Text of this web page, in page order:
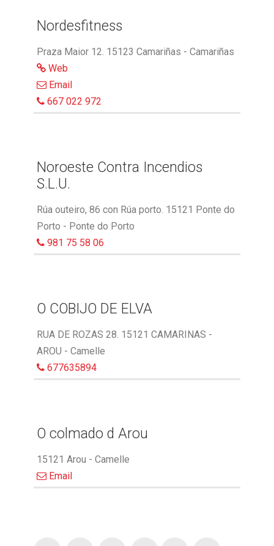
Nordesfitness
Praza Maior 12. 15123 Camariñas - Camariñas
Web
Email
667 022 972
Noroeste Contra Incendios
S.L.U.
Rúa outeiro, 86 con Rúa porto. 15121 Ponte do
Porto - Ponte do Porto
981 75 58 06
O COBIJO DE ELVA
RUA DE ROZAS 28. 15121 CAMARINAS -
AROU - Camelle
677635894
O colmado d Arou
15121 Arou - Camelle
Email